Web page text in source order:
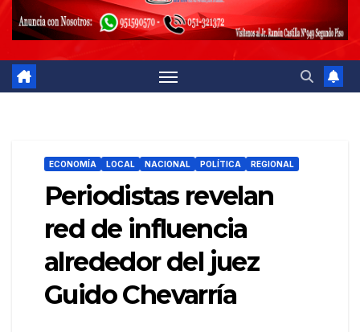
ECONOMÍA LOCAL NACIONAL POLÍTICA REGIONAL
Periodistas revelan
red de influencia
alrededor del juez
Guido Chevarría